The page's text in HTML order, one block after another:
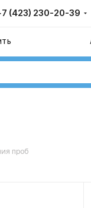
(423) 230-20-39
проб